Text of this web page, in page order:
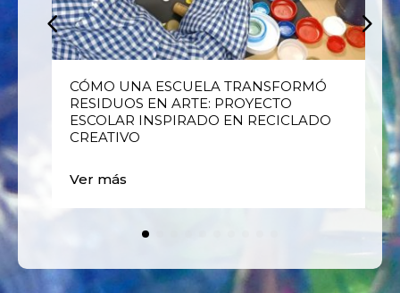
CÓMO UNA ESCUELA TRANSFORMÓ
RESIDUOS EN ARTE: PROYECTO
ESCOLAR INSPIRADO EN RECICLADO
CREATIVO
Ver más